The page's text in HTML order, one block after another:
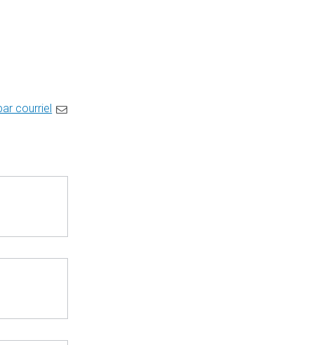
courriel